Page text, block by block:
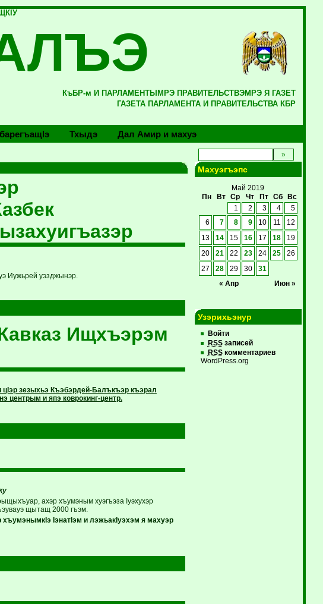
КъБР-м И ПАРЛАМЕНТЫМРЭ ПРАВИТЕЛЬСТВЭМРЭ Я ГАЗЕТ
ГАЗЕТА ПАРЛАМЕНТА И ПРАВИТЕЛЬСТВА КБР
Тхыдэ Дал Амир и махуэ
Иужьрей уэзджынэр.
Ищхъэрэм
зезыхьэ Къэбэрдей-Балъкъэр къэрал
и япэ коврокинг-центр.
ахэр хъумэным хуэгъэза Iуэхухэр
щытащ 2000 гъэм.
IэнатIэм и лэжьакIуэхэм я махуэр
Махуэгъэпс
Май 2019
Пн
Вт Ср Чт Пт Сб Вс
« Апр Июн »
1 2 3 4
5
6
7 8 9 10 11 12
13 14 15 16 17 18 19
20 21 22 23 24 25 26
27 28 29 30 31
Узэрихьэнур
Войти
RSSзаписей
RSSкомментариев
WordPress.org